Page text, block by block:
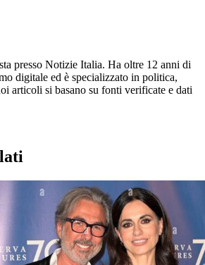
presso Notizie Italia. Ha oltre 12 anni di
digitale ed è specializzato in politica,
articoli si basano su fonti verificate e dati